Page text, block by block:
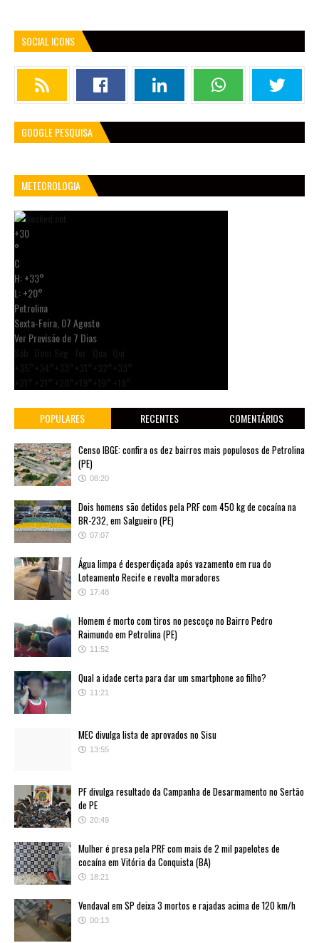
SOCIAL ICONS
GOOGLE PESQUISA
METEOROLOGIA
+30
°
C
H:+33°
L:+20°
Petrolina
Sexta-Feira, 07 Agosto
Ver Previsão de 7 Dias
POPULARES RECENTES COMENTÁRIOS
Censo IBGE: confira os dez bairros mais populosos de Petrolina
(PE)
08:20
Dois homens são detidos pela PRF com 450 kg de cocaína na
BR-232, em Salgueiro (PE)
07:07
Água limpa é desperdiçada após vazamento em rua do
Loteamento Recife e revolta moradores
17:48
Homem é morto com tiros no pescoço no Bairro Pedro
Raimundo em Petrolina (PE)
11:52
Qual a idade certa para dar um smartphone ao filho?
11:21
MEC divulga lista de aprovados no Sisu
13:55
PF divulga resultado da Campanha de Desarmamento no Sertão
de PE
20:49
Mulher é presa pela PRF com mais de 2 mil papelotes de
cocaína em Vitória da Conquista (BA)
18:21
Vendaval em SP deixa 3 mortos e rajadas acima de 120 km/h
00:13